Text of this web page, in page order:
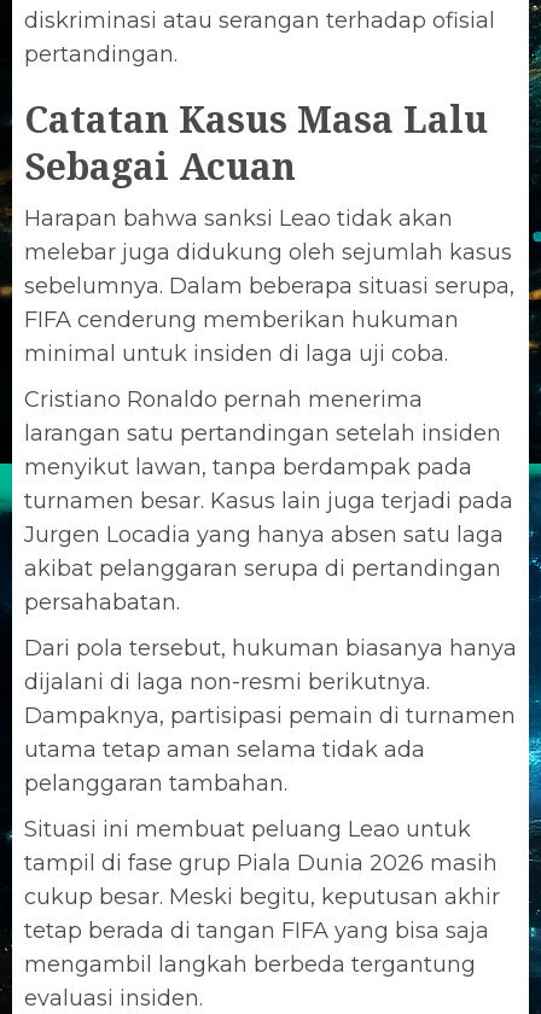
diskriminasi atau serangan terhadap ofisial
pertandingan.
Catatan Kasus Masa Lalu
Sebagai Acuan
Harapan bahwa sanksi Leao tidak akan
melebar juga didukung oleh sejumlah kasus
sebelumnya. Dalam beberapa situasi serupa,
FIFA cenderung memberikan hukuman
minimal untuk insiden di laga uji coba.
Cristiano Ronaldo pernah menerima
larangan satu pertandingan setelah insiden
menyikut lawan, tanpa berdampak pada
turnamen besar. Kasus lain juga terjadi pada
Jurgen Locadia yang hanya absen satu laga
akibat pelanggaran serupa di pertandingan
persahabatan.
Dari pola tersebut, hukuman biasanya hanya
dijalani di laga non-resmi berikutnya.
Dampaknya, partisipasi pemain di turnamen
utama tetap aman selama tidak ada
pelanggaran tambahan.
Situasi ini membuat peluang Leao untuk
tampil di fase grup Piala Dunia 2026 masih
cukup besar. Meski begitu, keputusan akhir
tetap berada di tangan FIFA yang bisa saja
mengambil langkah berbeda tergantung
evaluasi insiden.